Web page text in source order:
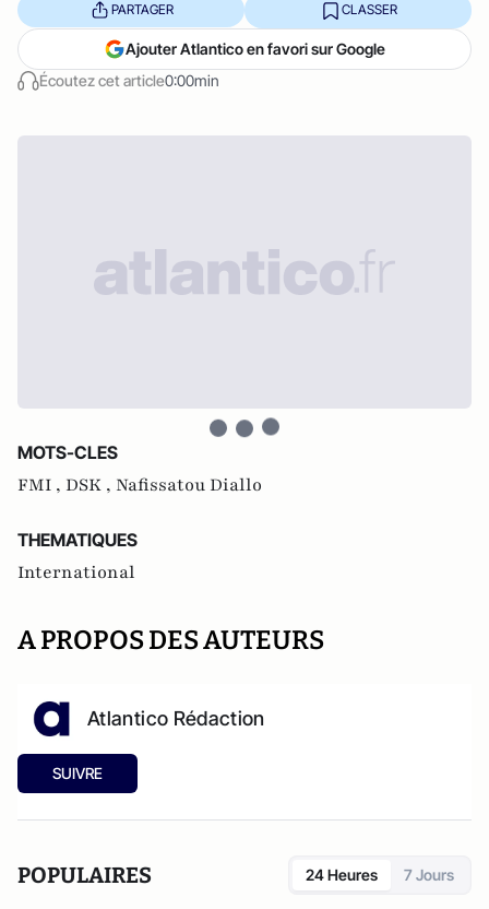
Écoutez cet article0:00min
PARTAGER CLASSER
Ajouter Atlantico en favori sur Google
MOTS-CLES
FMI , DSK , Nafissatou Diallo
THEMATIQUES
International
A PROPOS DES AUTEURS
Atlantico Rédaction
SUIVRE
POPULAIRES 24 Heures 7 Jours